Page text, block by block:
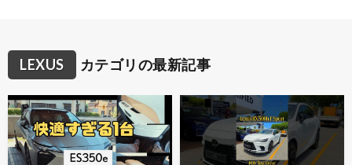
LEXUS カテゴリの最新記事